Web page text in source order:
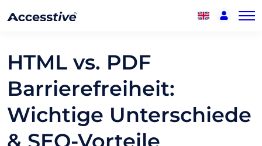
HTML vs. PDF
Barrierefreiheit:
Wichtige Unterschiede